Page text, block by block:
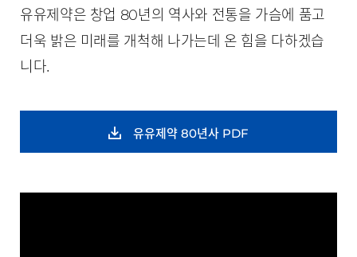
유유제약은 창업 80년의 역사와 전통을 가슴에 품고
더욱 밝은 미래를 개척해 나가는데 온 힘을 다하겠습
니다.
유유제약 80년사 PDF